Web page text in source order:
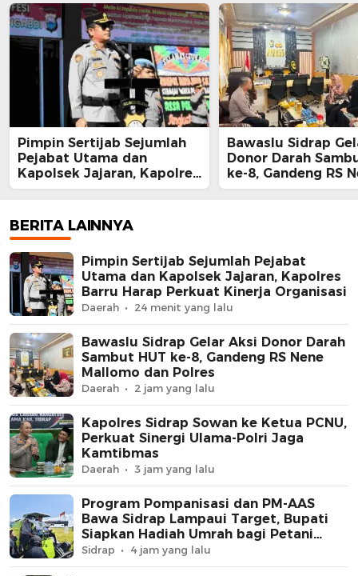
Pimpin Sertijab Sejumlah
Pejabat Utama dan
Kapolsek Jajaran, Kapolres
Barru Harap Perkuat
Bawaslu Sidrap
Donor Darah
ke-8, Gandeng RS
Mallomo dan
BERITA LAINNYA
Pimpin Sertijab Sejumlah Pejabat
Utama dan Kapolsek Jajaran, Kapolres
Barru Harap Perkuat Kinerja Organisasi
Daerah 24 menit yang lalu
Bawaslu Sidrap Gelar Aksi Donor Darah
Sambut HUT ke-8, Gandeng RS Nene
Mallomo dan Polres
Daerah 2 jam yang lalu
Kapolres Sidrap Sowan ke Ketua PCNU,
Perkuat Sinergi Ulama-Polri Jaga
Kamtibmas
Daerah 3 jam yang lalu
Program Pompanisasi dan PM-AAS
Bawa Sidrap Lampaui Target, Bupati
Siapkan Hadiah Umrah bagi Petani
Berprestasi
Sidrap 4 jam yang lalu